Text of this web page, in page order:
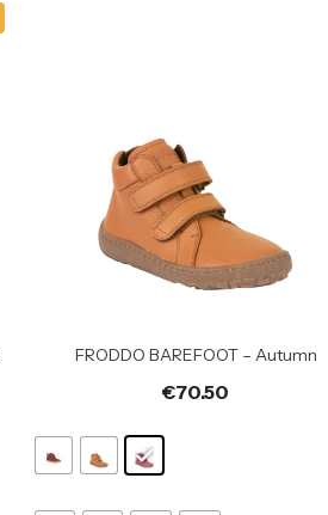
FRODDO BAREFOOT – Autumn
€70.50